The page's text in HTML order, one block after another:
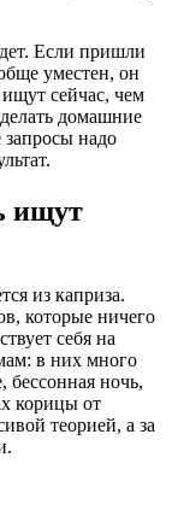
Если пришли
уместен, он
сейчас, чем
домашние
запросы надо
ищут
из каприза.
которые ничего
себя на
в них много
ночь,
корицы от
теорией, а за